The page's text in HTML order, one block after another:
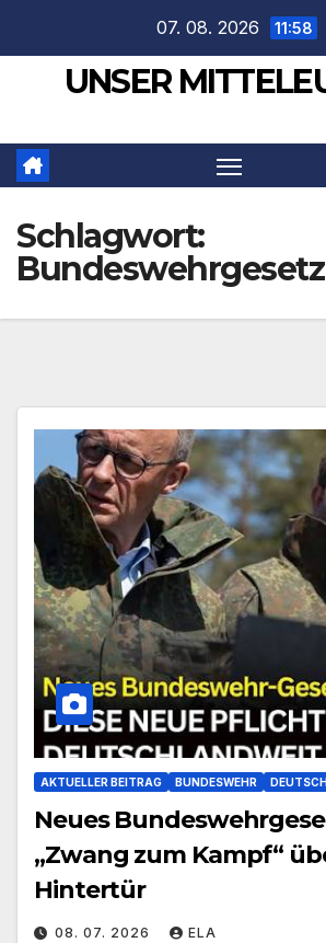
springen
07. 08. 2026 11:58
UNSER
Schlagwort:
Bundeswehrgesetz
AKTUELLER BEITRAG BUNDESWEHR
Neues
„Zwang zum Kampf“
Hintertür
08. 07. 2026 ELA